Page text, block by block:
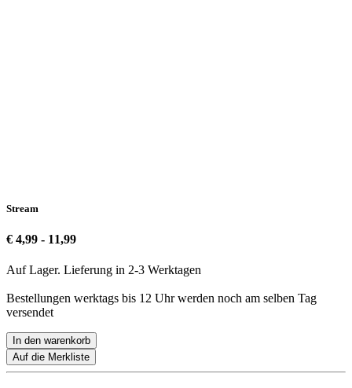
Stream
€ 4,99 - 11,99
Auf Lager. Lieferung in 2-3 Werktagen
Bestellungen werktags bis 12 Uhr werden noch am selben Tag
versendet
In den warenkorb
Auf die Merkliste